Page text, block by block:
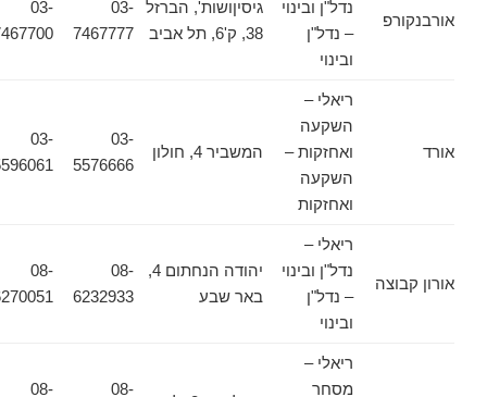
אורבנקורפ
נדל"ן ובינוי
– נדל"ן
ובינוי
גיסיןושות', הברזל
38, ק'6, תל אביב
03-
7467777
03-
7467700
אורד
ריאלי –
השקעה
ואחזקות –
השקעה
ואחזקות
המשביר 4, חולון
03-
5576666
03-
5596061
אורון קבוצה
ריאלי –
נדל"ן ובינוי
– נדל"ן
ובינוי
יהודה הנחתום 4,
באר שבע
08-
6232933
08-
6270051
ריאלי –
מסחר
08-
08-